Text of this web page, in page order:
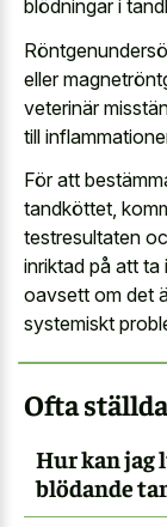
blödningar i
eller
veterinär
till
För att
tandköttet,
testresultaten
inriktad på att ta
oavsett om det
systemiskt
Ofta
Hur kan jag
blödande